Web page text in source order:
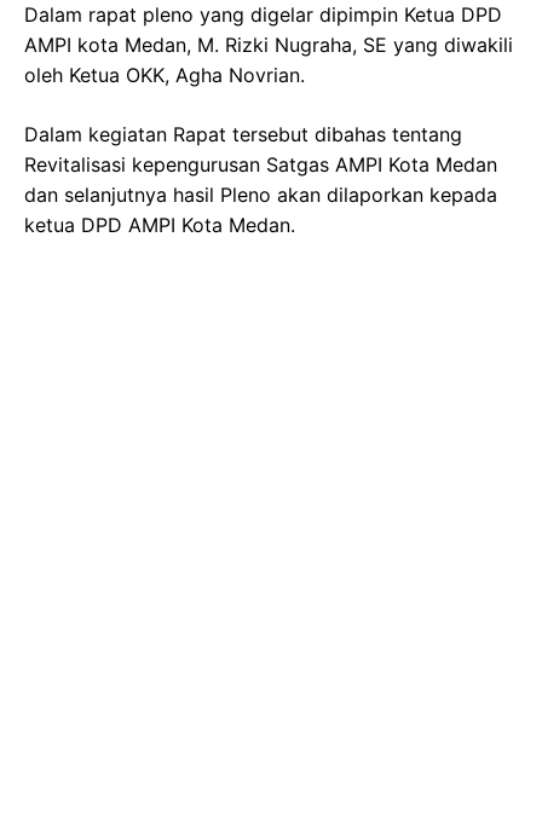
Dalam rapat pleno yang digelar dipimpin Ketua DPD
AMPI kota Medan, M. Rizki Nugraha, SE yang diwakili
oleh Ketua OKK, Agha Novrian.
Dalam kegiatan Rapat tersebut dibahas tentang
Revitalisasi kepengurusan Satgas AMPI Kota Medan
dan selanjutnya hasil Pleno akan dilaporkan kepada
ketua DPD AMPI Kota Medan.